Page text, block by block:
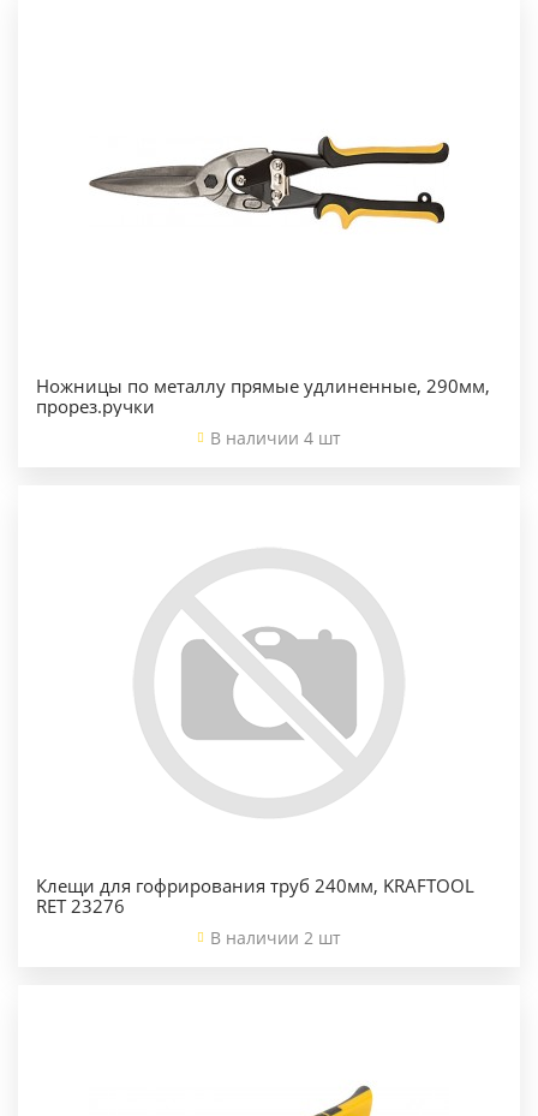
Ножницы по металлу прямые удлиненные, 290мм,
прорез.ручки
В наличии 4 шт
Клещи для гофрирования труб 240мм, KRAFTOOL
RET 23276
В наличии 2 шт